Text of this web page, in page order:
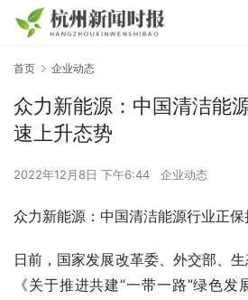
首页 企业动态
众力新能源：中国清洁能
速上升态势
2022年12月8日 下午6:44 企业动态
众力新能源：中国清洁能源行业正
日前，国家发展改革委、外交部、
《关于推进共建“一带一路”绿色